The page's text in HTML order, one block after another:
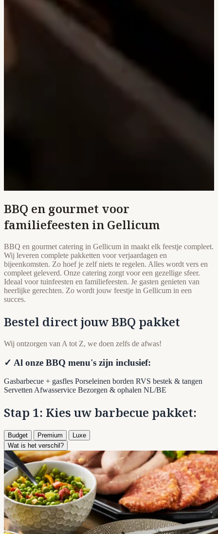
BBQ en gourmet voor
familiefeesten in Gellicum
BBQ en gourmet catering in Gellicum in maakt elk feestje compleet.
Wij leveren complete pakketten voor verjaardagen en
bijeenkomsten. Zo hoef je zelf niets te regelen. Alles wordt vers en
compleet geleverd. Onze catering zorgt voor een gezellige sfeer.
Ideaal voor tuinfeesten en familiefeesten. Je gasten genieten van
heerlijke gerechten. Zo wordt jouw feestje in Gellicum in een
succes.
Bestel direct jouw BBQ pakket
Wij ontzorgen van A tot Z, we doen zelfs de afwas!
✓ Al onze BBQ menu's zijn inclusief:
Gasbarbecue + gasfles Porseleinen borden RVS bestek & tangen
Servetten Afwasservice Bezorgen & ophalen NL/BE
Stap 1: Kies uw barbecue pakket:
Budget Premium
Luxe
Wat is het verschil?